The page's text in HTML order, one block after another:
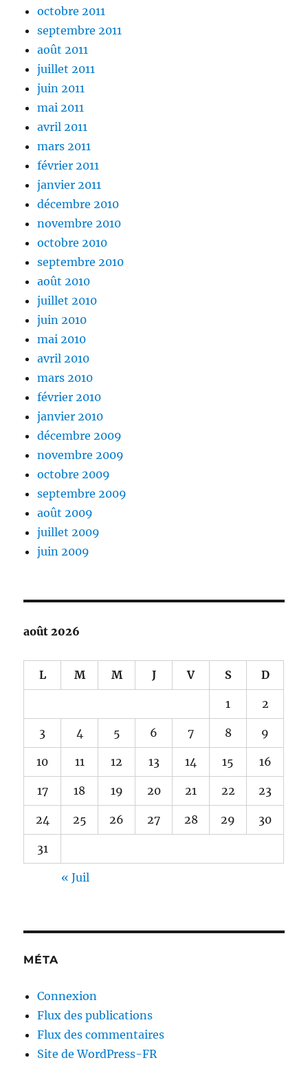
octobre 2011
septembre 2011
août 2011
juillet 2011
juin 2011
mai 2011
avril 2011
mars 2011
février 2011
janvier 2011
décembre 2010
novembre 2010
octobre 2010
septembre 2010
août 2010
juillet 2010
juin 2010
mai 2010
avril 2010
mars 2010
février 2010
janvier 2010
décembre 2009
novembre 2009
octobre 2009
septembre 2009
août 2009
juillet 2009
juin 2009
août 2026
L M M J V S D
1 2
3 4 5 6 7 8 9
10 11 12 13 14 15 16
17 18 19 20 21 22 23
24 25 26 27 28 29 30
31
« Juil
MÉTA
Connexion
Flux des publications
Flux des commentaires
Site de WordPress-FR